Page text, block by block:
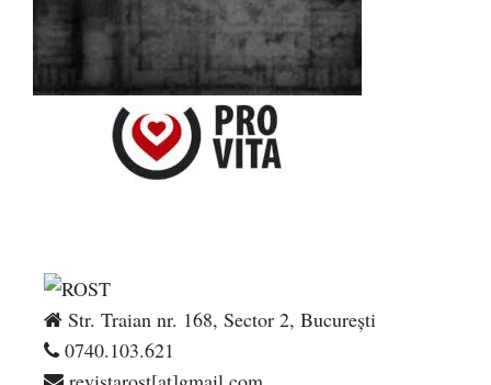
Str. Traian nr. 168, Sector 2, București
0740.103.621